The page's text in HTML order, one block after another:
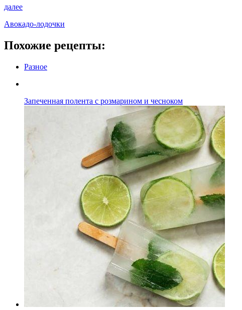
далее
Авокадо-лодочки
Похожие рецепты:
Разное
Запеченная полента с розмарином и чесноком